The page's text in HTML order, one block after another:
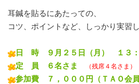
耳鍼を貼るにあたっての、
コツ、ポイントなど、しっかり実習し
日 時 ９月２５日（月） １３：
定 員 ６名さま
（残席４名さま）
参加費 ７，０００円（ＴＡＯ会